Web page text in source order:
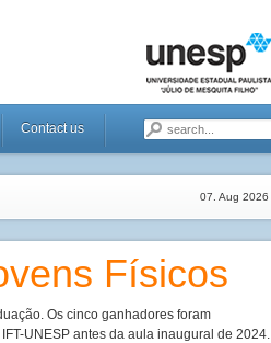
Contact us
07. Aug 2026
Físicos
Os cinco ganhadores foram
UNESP antes da aula inaugural de 2024.